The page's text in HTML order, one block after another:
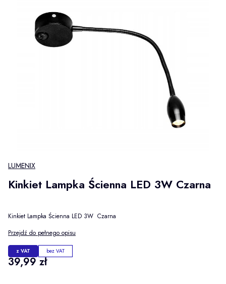
LUMENIX
Kinkiet Lampka Ścienna LED 3W Czarna
Kinkiet Lampka Ścienna LED 3W Czarna
Przejdź do pełnego opisu
z VAT bez VAT
Cena
39,99 zł